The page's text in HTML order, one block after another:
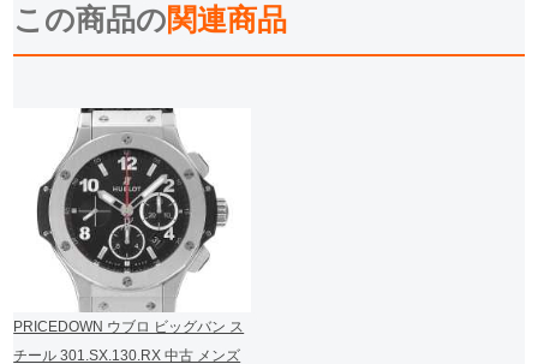
この商品の関連商品
PRICEDOWN ウブロ ビッグバン ス
チール 301.SX.130.RX 中古 メンズ